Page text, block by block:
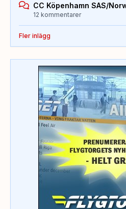
CC Köpenhamn SAS/
12 kommentarer
Fler inlägg